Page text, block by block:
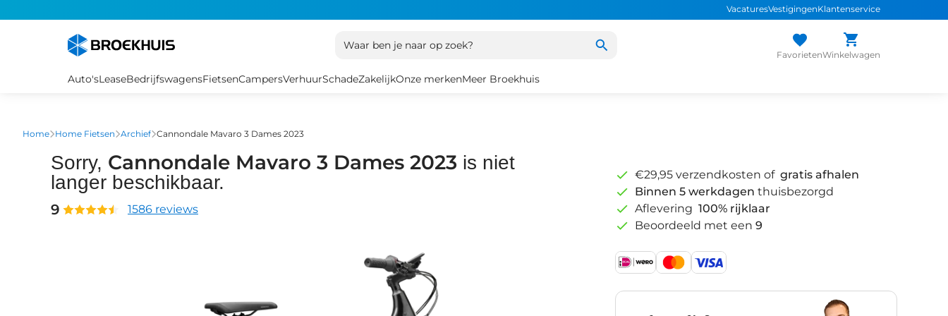
VacaturesVestigingenKlantenservice
Waar ben je naar op zoek?
FavorietenWinkelwagen
Auto'sLeaseBedrijfswagensFietsenCampersVerhuurSchadeZakelijkOnze merkenMeer Broekhuis
Home Home Fietsen Archief Cannondale Mavaro 3 Dames 2023
Sorry, Cannondale Mavaro 3 Dames 2023 is niet
langer beschikbaar.
9 1586 reviews
€29,95 verzendkosten of gratis afhalen
Binnen 5 werkdagen thuisbezorgd
Aflevering 100% rijklaar
Beoordeeld met een 9